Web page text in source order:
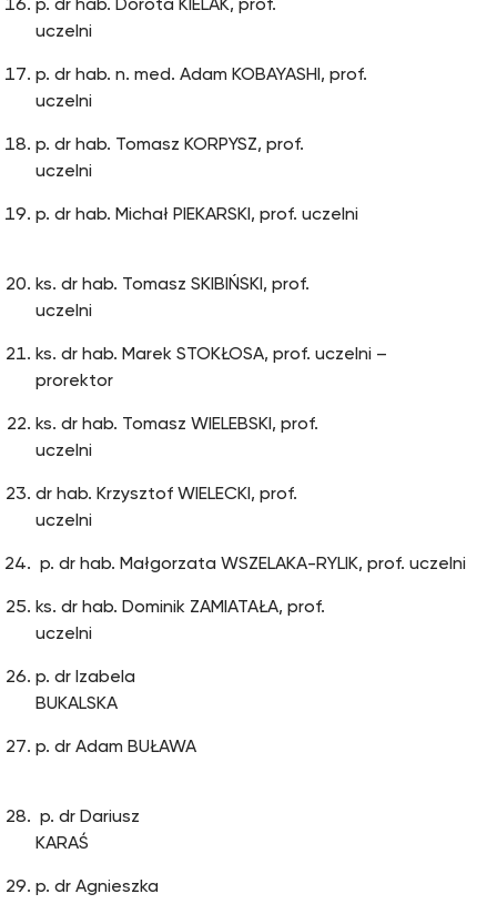
p. dr hab. Dorota KIELAK, prof.
uczelni
p. dr hab. n. med. Adam KOBAYASHI, prof.
uczelni
p. dr hab. Tomasz KORPYSZ, prof.
uczelni
p. dr hab. Michał PIEKARSKI, prof. uczelni
ks. dr hab. Tomasz SKIBIŃSKI, prof.
uczelni
ks. dr hab. Marek STOKŁOSA, prof. uczelni –
prorektor
ks. dr hab. Tomasz WIELEBSKI, prof.
uczelni
dr hab. Krzysztof WIELECKI, prof.
uczelni
p. dr hab. Małgorzata WSZELAKA-RYLIK, prof. uczelni
ks. dr hab. Dominik ZAMIATAŁA, prof.
uczelni
p. dr Izabela
BUKALSKA
p. dr Adam BUŁAWA
p. dr Dariusz
KARAŚ
p. dr Agnieszka